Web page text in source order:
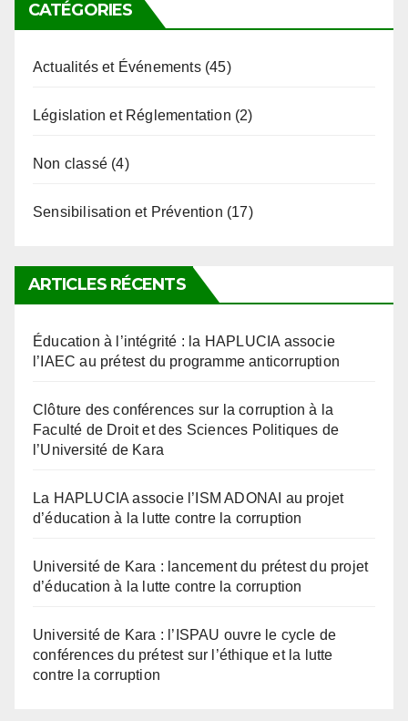
CATÉGORIES
Actualités et Événements(45)
Législation et Réglementation (2)
Non classé (4)
Sensibilisation et Prévention (17)
ARTICLES RÉCENTS
Éducation à l’intégrité : la HAPLUCIA associe
l’IAEC au prétest du programme anticorruption
Clôture des conférences sur la corruption à la
Faculté de Droit et des Sciences Politiques de
l’Université de Kara
La HAPLUCIA associe l’ISM ADONAI au projet
d’éducation à la lutte contre la corruption
Université de Kara : lancement du prétest du projet
d’éducation à la lutte contre la corruption
Université de Kara : l’ISPAU ouvre le cycle de
conférences du prétest sur l’éthique et la lutte
contre la corruption